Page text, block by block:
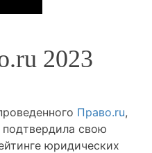
2023
Право.ru,
свою
юридических